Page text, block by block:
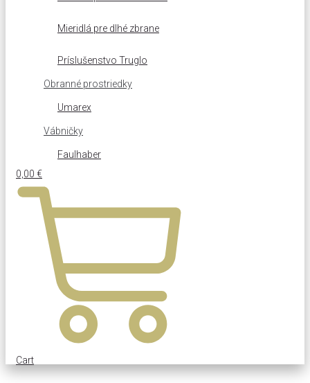
Mieridlá pre dlhé zbrane
Príslušenstvo Truglo
Obranné prostriedky
Umarex
Vábničky
Faulhaber
0,00 €
Cart